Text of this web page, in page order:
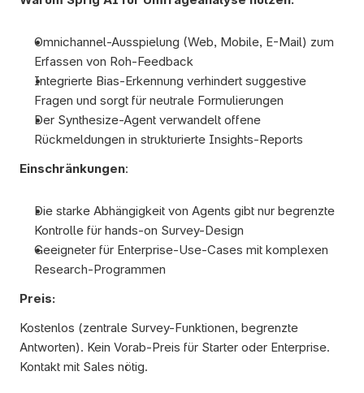
Omnichannel-Ausspielung (Web, Mobile, E-Mail) zum
Erfassen von Roh-Feedback
Integrierte Bias-Erkennung verhindert suggestive
Fragen und sorgt für neutrale Formulierungen
Der Synthesize-Agent verwandelt offene
Rückmeldungen in strukturierte Insights-Reports
Einschränkungen:
Die starke Abhängigkeit von Agents gibt nur begrenzte
Kontrolle für hands-on Survey-Design
Geeigneter für Enterprise-Use-Cases mit komplexen
Research-Programmen
Preis:
Kostenlos (zentrale Survey-Funktionen, begrenzte
Antworten). Kein Vorab-Preis für Starter oder Enterprise.
Kontakt mit Sales nötig.